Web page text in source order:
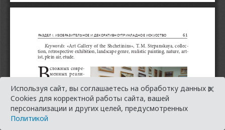
Используя сайт, вы соглашаетесь на обработку данных в
Cookies для корректной работы сайта, вашей
персонализации и других целей, предусмотренных
Политикой
×